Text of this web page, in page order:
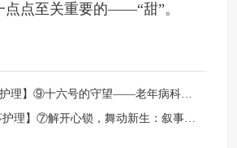
点点至关重要的——“甜”。